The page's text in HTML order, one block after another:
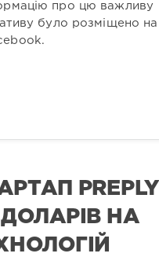
про цю важливу
було розміщено на
PREPLY
НА